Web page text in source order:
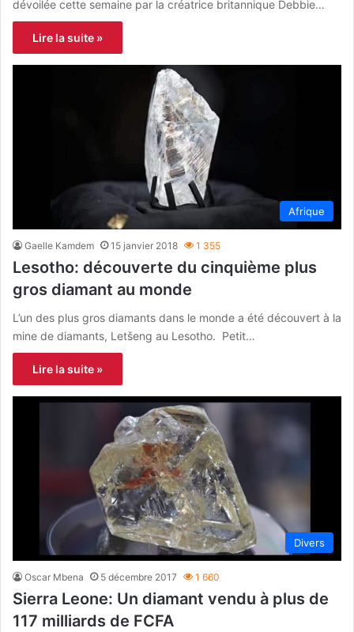
dévoilée cette semaine par la créatrice britannique Debbie…
Lire la suite »
Afrique
Gaelle Kamdem 15 janvier 2018 1 355
Lesotho: découverte du cinquième plus
gros diamant au monde
L’un des plus gros diamants dans le monde a été découvert à la
mine de diamants, Letšeng au Lesotho. Petit…
Lire la suite »
Divers
Oscar Mbena 5 décembre 2017 1 660
Sierra Leone: Un diamant vendu à plus de
117 milliards de FCFA